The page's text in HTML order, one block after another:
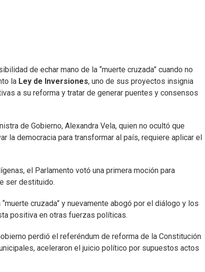
de echar mano de la “muerte cruzada” cuando no
la Ley de Inversiones, uno de sus proyectos insignia
a su reforma y tratar de generar puentes y consensos
de Gobierno, Alexandra Vela, quien no ocultó que
la democracia para transformar al país, requiere aplicar el
el Parlamento votó una primera moción para
ser destituido.
cruzada” y nuevamente abogó por el diálogo y los
positiva en otras fuerzas políticas.
perdió el referéndum de reforma de la Constitución
aceleraron el juicio político por supuestos actos